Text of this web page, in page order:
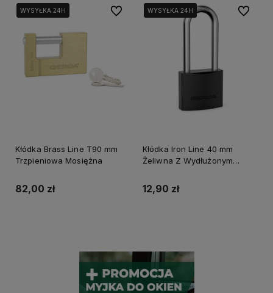
WYSYŁKA 24H
WYSYŁKA 24H
Kłódka Brass Line T90 mm
Trzpieniowa Mosiężna
82,00 zł
Do ulubionychWYSYŁKA 24H
WYSYŁKA 24H
Kłódka Iron Line 40 mm
Żeliwna Z Wydłużonym
12,90 zł
Do